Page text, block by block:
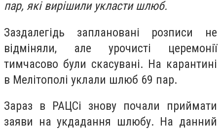
пар, які вирішили укласти шлюб.
Заздалегідь заплановані розписи не
відміняли, але урочисті церемонії
тимчасово були скасувані. На карантині
в Мелітополі уклали шлюб 69 пар.
Зараз в РАЦСі знову почали приймати
заяви на укдадання шлюбу. На данний